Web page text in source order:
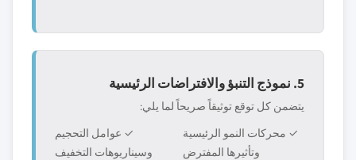
5. نموذج التنبؤ والافتراضات الرئيسية
يتضمن كل توقع توثيقاً صريحاً لما يلي:
✓ محركات النمو الرئيسية
وتأثيرها المفترض
✓ عوامل التحجيم
وسيناريوهات التخفيف